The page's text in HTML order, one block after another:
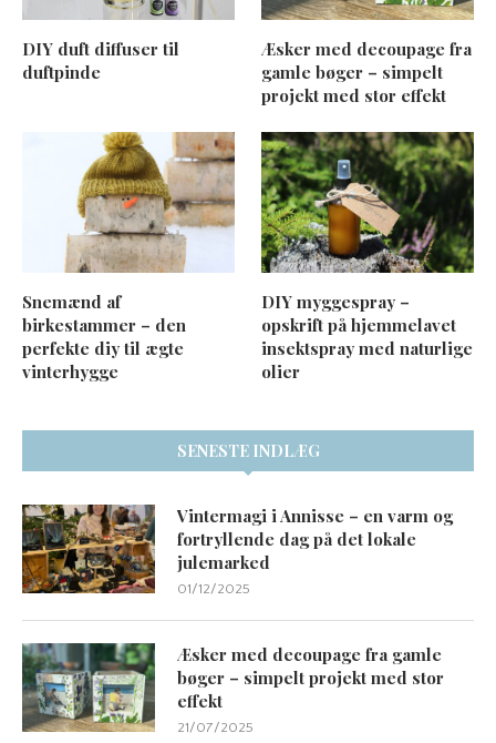
DIY duft diffuser til
duftpinde
Æsker med decoupage fra
gamle bøger – simpelt
projekt med stor effekt
Snemænd af
birkestammer – den
perfekte diy til ægte
vinterhygge
DIY myggespray –
opskrift på hjemmelavet
insektspray med naturlige
olier
SENESTE INDLÆG
Vintermagi i Annisse – en varm og
fortryllende dag på det lokale
julemarked
01/12/2025
Æsker med decoupage fra gamle
bøger – simpelt projekt med stor
effekt
21/07/2025